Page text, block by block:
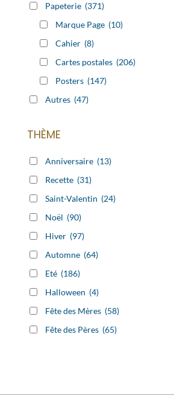
Papeterie (371)
Marque Page (10)
Cahier (8)
Cartes postales (206)
Posters (147)
Autres (47)
THÈME
Anniversaire (13)
Recette (31)
Saint-Valentin (24)
Noël (90)
Hiver (97)
Automne (64)
Eté (186)
Halloween (4)
Fête des Mères (58)
Fête des Pères (65)